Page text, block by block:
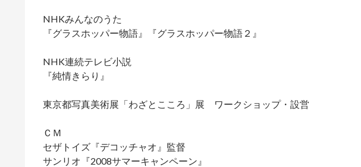
NHKみんなのうた
『グラスホッパー物語』『グラスホッパー物語２』
NHK連続テレビ小説
『純情きらり』
東京都写真美術展「わざとこころ」展 ワークショップ・設営
ＣＭ
セザトイズ『デコッチャオ』監督
サンリオ『2008サマーキャンペーン』